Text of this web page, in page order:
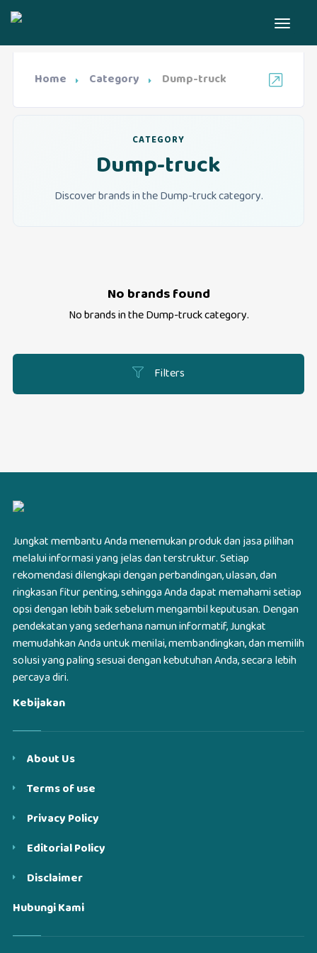
Home Category Dump-truck
CATEGORY
Dump-truck
Discover brands in the Dump-truck category.
Filters
No brands found
No brands in theDump-truckcategory.
Jungkat membantu Anda menemukan produk dan jasa pilihan
melalui informasi yang jelas dan terstruktur. Setiap
rekomendasi dilengkapi dengan perbandingan, ulasan, dan
ringkasan fitur penting, sehingga Anda dapat memahami setiap
opsi dengan lebih baik sebelum mengambil keputusan. Dengan
pendekatan yang sederhana namun informatif, Jungkat
memudahkan Anda untuk menilai, membandingkan, dan memilih
solusi yang paling sesuai dengan kebutuhan Anda, secara lebih
percaya diri.
Kebijakan
About Us
Terms of use
Privacy Policy
Editorial Policy
Disclaimer
Hubungi Kami